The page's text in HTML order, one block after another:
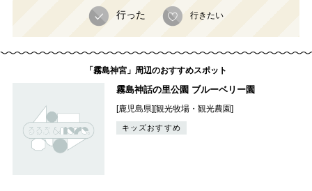
行った 行きたい
「霧島神宮」周辺のおすすめスポット
霧島神話の里公園 ブルーベリー園
[鹿児島県][観光牧場・観光農園]
キッズおすすめ